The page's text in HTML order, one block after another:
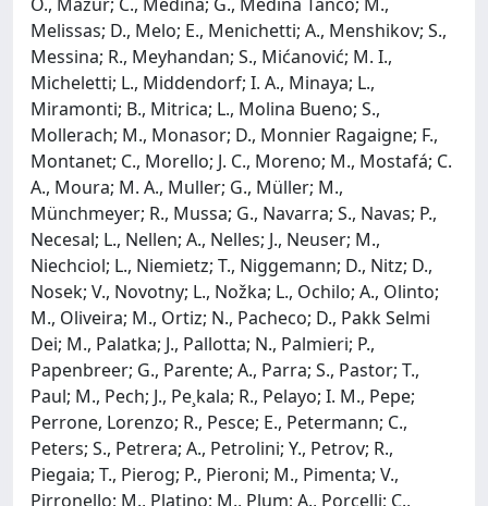
Melissas; D., Melo; E., Menichetti; A., Menshikov; S.,
Messina; R., Meyhandan; S., Mićanović; M. I.,
Micheletti; L., Middendorf; I. A., Minaya; L.,
Miramonti; B., Mitrica; L., Molina Bueno; S.,
Mollerach; M., Monasor; D., Monnier Ragaigne; F.,
Montanet; C., Morello; J. C., Moreno; M., Mostafá; C.
A., Moura; M. A., Muller; G., Müller; M.,
Münchmeyer; R., Mussa; G., Navarra; S., Navas; P.,
Necesal; L., Nellen; A., Nelles; J., Neuser; M.,
Niechciol; L., Niemietz; T., Niggemann; D., Nitz; D.,
Nosek; V., Novotny; L., Nožka; L., Ochilo; A., Olinto;
M., Oliveira; M., Ortiz; N., Pacheco; D., Pakk Selmi
Dei; M., Palatka; J., Pallotta; N., Palmieri; P.,
Papenbreer; G., Parente; A., Parra; S., Pastor; T.,
Paul; M., Pech; J., Pe¸kala; R., Pelayo; I. M., Pepe;
Perrone, Lorenzo; R., Pesce; E., Petermann; C.,
Peters; S., Petrera; A., Petrolini; Y., Petrov; R.,
Piegaia; T., Pierog; P., Pieroni; M., Pimenta; V.,
Pirronello; M., Platino; M., Plum; A., Porcelli; C.,